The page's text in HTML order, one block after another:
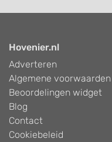
Hovenier.nl
Adverteren
Algemene voorwaarden
Beoordelingen widget
Blog
Contact
Cookiebeleid